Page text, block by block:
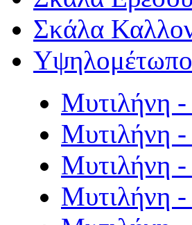
Σκάλα
Υψηλομέτωπο
Μυτιλήνη
Μυτιλήνη -
Μυτιλήνη -
Μυτιλήνη